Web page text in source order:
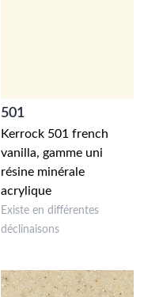
501
Kerrock 501 french
vanilla, gamme uni
résine minérale
acrylique
Existe en différentes
déclinaisons